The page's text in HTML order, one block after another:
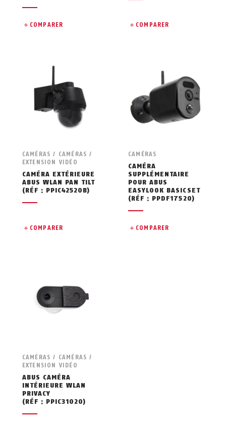
COMPARER COMPARER
CAMÉRAS / CAMÉRAS /
EXTENSION VIDÉO
CAMÉRA EXTÉRIEURE
ABUS WLAN PAN TILT
(RÉF : PPIC42520B)
COMPARER
CAMÉRAS
CAMÉRA
SUPPLÉMENTAIRE
POUR ABUS
EASYLOOK BASICSET
(RÉF : PPDF17520)
COMPARER
CAMÉRAS / CAMÉRAS /
EXTENSION VIDÉO
ABUS CAMÉRA
INTÉRIEURE WLAN
PRIVACY
(RÉF : PPIC31020)